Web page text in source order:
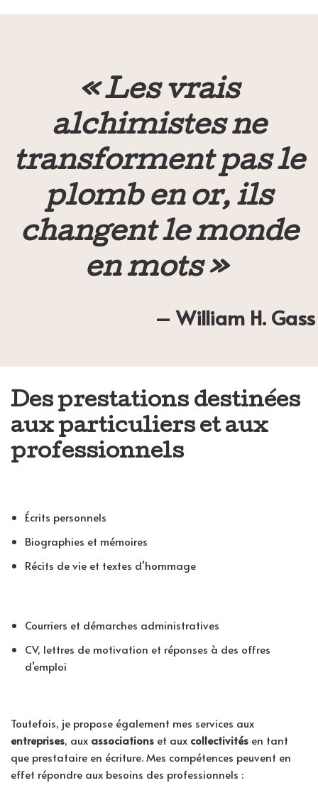
« Les vrais
alchimistes ne
transforment pas le
plomb en or, ils
changent le monde
en mots »
– William H. Gass
Des prestations destinées
aux particuliers et aux
professionnels
Écrits personnels
Biographies et mémoires
Récits de vie et textes d’hommage
Courriers et démarches administratives
CV, lettres de motivation et réponses à des offres
d’emploi
Toutefois, je propose également mes services aux
entreprises, aux associations et aux collectivités en tant
que prestataire en écriture. Mes compétences peuvent en
effet répondre aux besoins des professionnels :